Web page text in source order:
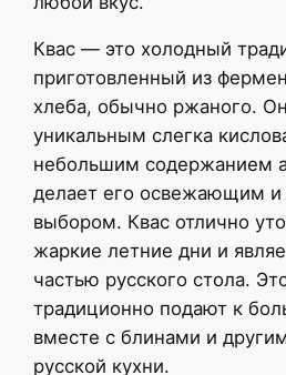
Квас — это холодный
приготовленный из
хлеба, обычно ржаного.
уникальным слегка
небольшим содержанием
делает его освежающим
выбором. Квас отлично
жаркие летние дни и
частью русского стола.
традиционно подают к
вместе с блинами и
русской кухни.